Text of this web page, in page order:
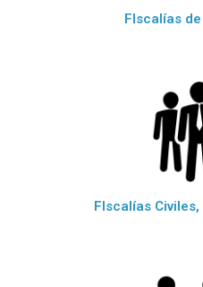
FIscalías
FIscalías Civiles,